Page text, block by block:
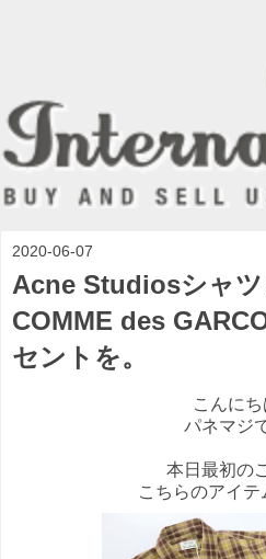
2020-06-07
Acne Studiosシャ
COMME des
セントを。
こんにち
パネマジ
本日最初の
こちらのアイテ